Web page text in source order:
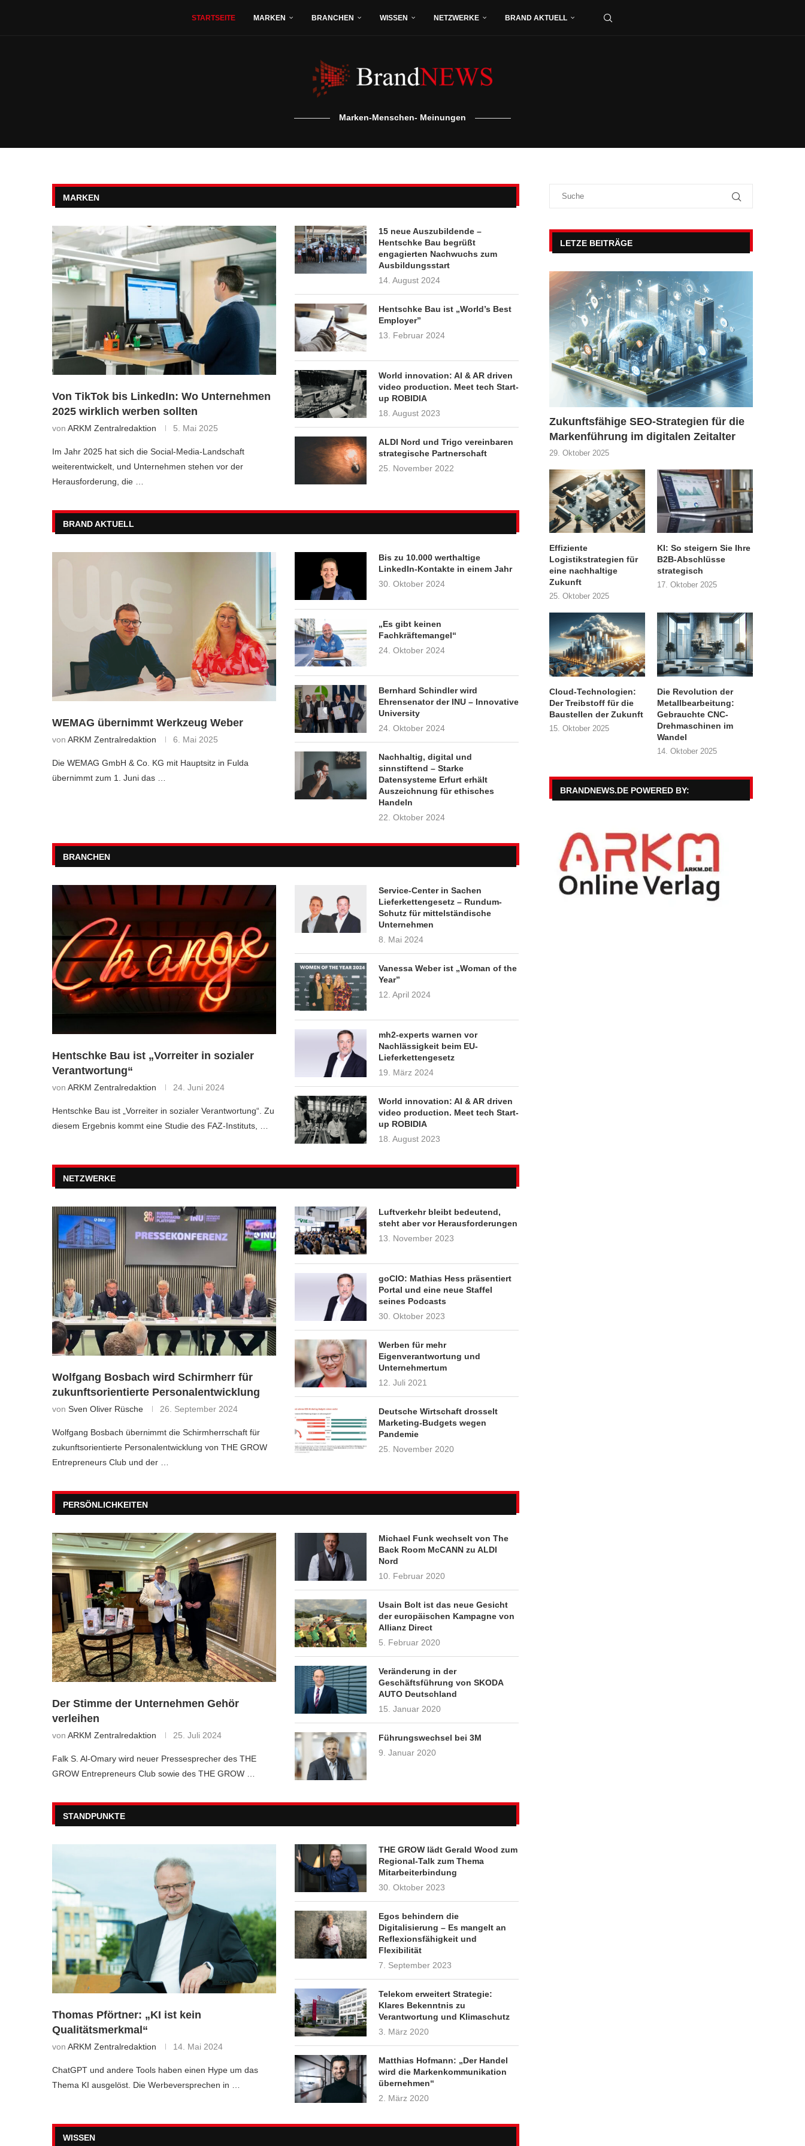
STARTSEITE MARKEN BRANCHEN WISSEN NETZWERKE BRAND AKTUELL
Marken-Menschen- Meinungen
MARKEN
Von TikTok bis LinkedIn: Wo Unternehmen
2025 wirklich werben sollten
von ARKM Zentralredaktion 5. Mai 2025
Im Jahr 2025 hat sich die Social-Media-Landschaft
weiterentwickelt, und Unternehmen stehen vor der
Herausforderung, die …
15 neue Auszubildende –
Hentschke Bau begrüßt
engagierten Nachwuchs zum
Ausbildungsstart
14. August 2024
Hentschke Bau ist „World’s Best
Employer”
13. Februar 2024
World innovation: AI & AR driven
video production. Meet tech Start-
up ROBIDIA
18. August 2023
ALDI Nord und Trigo vereinbaren
strategische Partnerschaft
25. November 2022
BRAND AKTUELL
WEMAG übernimmt Werkzeug Weber
von ARKM Zentralredaktion 6. Mai 2025
Die WEMAG GmbH & Co. KG mit Hauptsitz in Fulda
übernimmt zum 1. Juni das …
Bis zu 10.000 werthaltige
LinkedIn-Kontakte in einem Jahr
30. Oktober 2024
„Es gibt keinen
Fachkräftemangel“
24. Oktober 2024
Bernhard Schindler wird
Ehrensenator der INU – Innovative
University
24. Oktober 2024
Nachhaltig, digital und
sinnstiftend – Starke
Datensysteme Erfurt erhält
Auszeichnung für ethisches
Handeln
22. Oktober 2024
BRANCHEN
Hentschke Bau ist „Vorreiter in sozialer
Verantwortung“
von ARKM Zentralredaktion 24. Juni 2024
Hentschke Bau ist „Vorreiter in sozialer Verantwortung“. Zu
diesem Ergebnis kommt eine Studie des FAZ-Instituts, …
Service-Center in Sachen
Lieferkettengesetz – Rundum-
Schutz für mittelständische
Unternehmen
8. Mai 2024
Vanessa Weber ist „Woman of the
Year”
12. April 2024
mh2-experts warnen vor
Nachlässigkeit beim EU-
Lieferkettengesetz
19. März 2024
World innovation: AI & AR driven
video production. Meet tech Start-
up ROBIDIA
18. August 2023
NETZWERKE
Wolfgang Bosbach wird Schirmherr für
zukunftsorientierte Personalentwicklung
von Sven Oliver Rüsche 26. September 2024
Wolfgang Bosbach übernimmt die Schirmherrschaft für
zukunftsorientierte Personalentwicklung von THE GROW
Entrepreneurs Club und der …
Luftverkehr bleibt bedeutend,
steht aber vor Herausforderungen
13. November 2023
goCIO: Mathias Hess präsentiert
Portal und eine neue Staffel
seines Podcasts
30. Oktober 2023
Werben für mehr
Eigenverantwortung und
Unternehmertum
12. Juli 2021
Deutsche Wirtschaft drosselt
Marketing-Budgets wegen
Pandemie
25. November 2020
PERSÖNLICHKEITEN
Der Stimme der Unternehmen Gehör
verleihen
von ARKM Zentralredaktion 25. Juli 2024
Falk S. Al-Omary wird neuer Pressesprecher des THE
GROW Entrepreneurs Club sowie des THE GROW …
Michael Funk wechselt von The
Back Room McCANN zu ALDI
Nord
10. Februar 2020
Usain Bolt ist das neue Gesicht
der europäischen Kampagne von
Allianz Direct
5. Februar 2020
Veränderung in der
Geschäftsführung von SKODA
AUTO Deutschland
15. Januar 2020
Führungswechsel bei 3M
9. Januar 2020
STANDPUNKTE
Thomas Pförtner: „KI ist kein
Qualitätsmerkmal“
von ARKM Zentralredaktion 14. Mai 2024
ChatGPT und andere Tools haben einen Hype um das
Thema KI ausgelöst. Die Werbeversprechen in …
THE GROW lädt Gerald Wood zum
Regional-Talk zum Thema
Mitarbeiterbindung
30. Oktober 2023
Egos behindern die
Digitalisierung – Es mangelt an
Reflexionsfähigkeit und
Flexibilität
7. September 2023
Telekom erweitert Strategie:
Klares Bekenntnis zu
Verantwortung und Klimaschutz
3. März 2020
Matthias Hofmann: „Der Handel
wird die Markenkommunikation
übernehmen“
2. März 2020
WISSEN
LETZE BEITRÄGE
Zukunftsfähige SEO-Strategien für die
Markenführung im digitalen Zeitalter
29. Oktober 2025
Effiziente
Logistikstrategien für
eine nachhaltige
Zukunft
25. Oktober 2025
KI: So steigern Sie Ihre
B2B-Abschlüsse
strategisch
17. Oktober 2025
Cloud-Technologien:
Der Treibstoff für die
Baustellen der Zukunft
15. Oktober 2025
Die Revolution der
Metallbearbeitung:
Gebrauchte CNC-
Drehmaschinen im
Wandel
14. Oktober 2025
BRANDNEWS.DE POWERED BY: